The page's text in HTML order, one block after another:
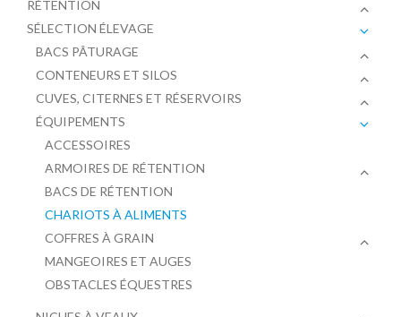
RÉTENTION
SÉLECTION ÉLEVAGE
BACS PÂTURAGE
CONTENEURS ET SILOS
CUVES, CITERNES ET RÉSERVOIRS
ÉQUIPEMENTS
ACCESSOIRES
ARMOIRES DE RÉTENTION
BACS DE RÉTENTION
CHARIOTS À ALIMENTS
COFFRES À GRAIN
MANGEOIRES ET AUGES
OBSTACLES ÉQUESTRES